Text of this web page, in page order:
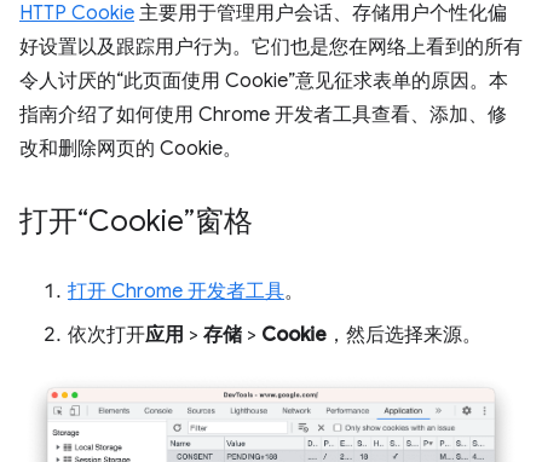
HTTP Cookie 主要用于管理用户会话、存储用户个性化偏
好设置以及跟踪用户行为。它们也是您在网络上看到的所有
令人讨厌的“此页面使用 Cookie”意见征求表单的原因。本
指南介绍了如何使用 Chrome 开发者工具查看、添加、修
改和删除网页的 Cookie。
打开“Cookie”窗格
打开 Chrome 开发者工具。
依次打开应用 > 存储 > Cookie ，然后选择来源。